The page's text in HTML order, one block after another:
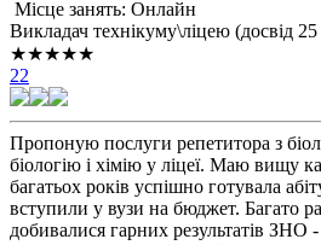
Місце занять: Онлайн
Викладач технікуму\ліцею (досвід 25
★★★★★
22
Пропоную послуги репетитора з
біологію і хімію у ліцеї. Маю вищу
багатьох років успішно готувала
вступили у вузи на бюджет. Багато
добивалися гарних результатів ЗНО